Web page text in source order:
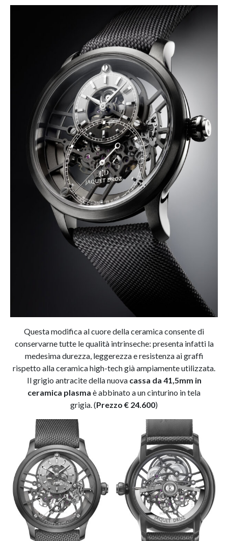
Questa modifica al cuore della ceramica consente di
conservarne tutte le qualità intrinseche: presenta infatti la
medesima durezza, leggerezza e resistenza ai graffi
rispetto alla ceramica high-tech già ampiamente utilizzata.
Il grigio antracite della nuova cassa da 41,5mm in
ceramica plasma è abbinato a un cinturino in tela
grigia. (Prezzo € 24.600)